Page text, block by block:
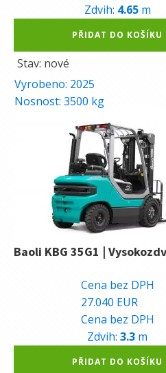
Zdvih: 4.65 m
PŘIDAT DO KOŠÍKU
Stav: nové
Vyrobeno: 2025
Nosnost: 3500 kg
Baoli KBG 35G1 |
Cena bez DPH
27.040 EUR
Cena bez DPH
Zdvih: 3.3 m
PŘIDAT DO KOŠÍKU